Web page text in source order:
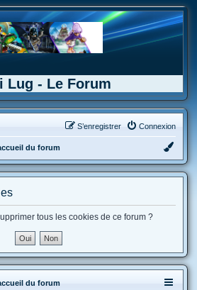
Lug - Le Forum
Connexion
S’enregistrer
du forum
tous les cookies de ce forum ?
du forum